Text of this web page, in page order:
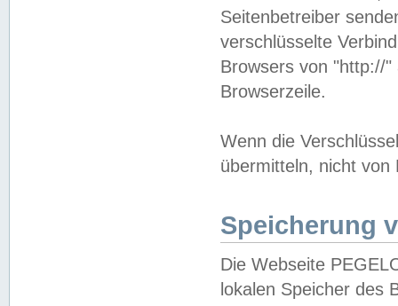
Seitenbetreiber
verschlüsselte
Browsers von "http://
Browserzeile.
Wenn die
übermitteln, nicht von
Speicherung
Die Webseite
lokalen Speicher des